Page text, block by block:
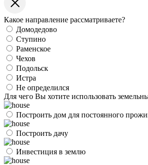
Какое направление рассматриваете?
Домодедово
Ступино
Раменское
Чехов
Подольск
Истра
Не определился
Для чего Вы хотите использовать
Построить дом для постоянного
Построить дачу
Инвестиция в землю